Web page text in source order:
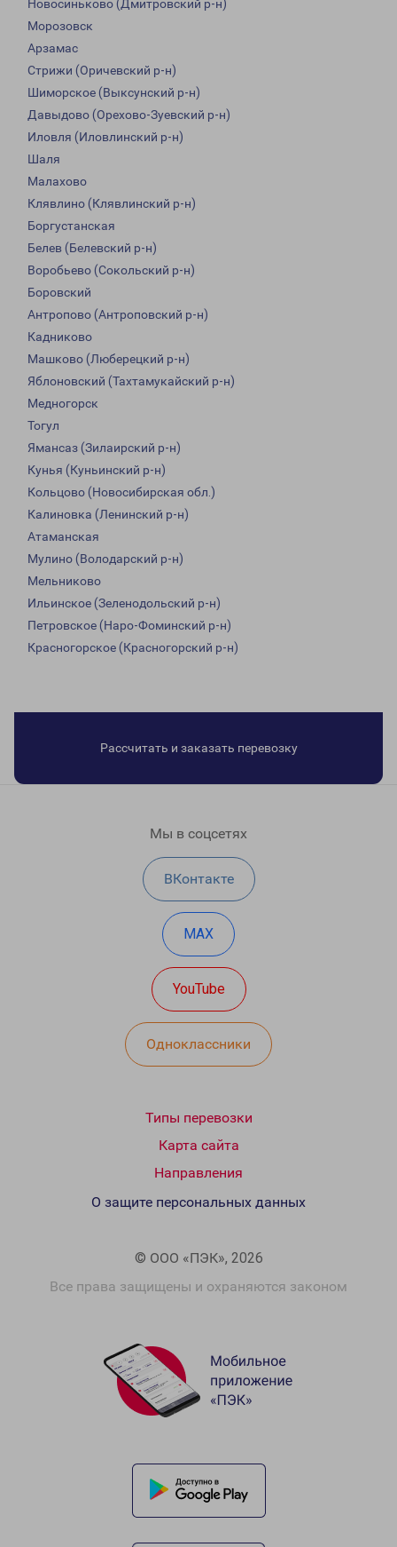
Новосиньково (Дмитровский р-н)
Морозовск
Арзамас
Стрижи (Оричевский р-н)
Шиморское (Выксунский р-н)
Давыдово (Орехово-Зуевский р-н)
Иловля (Иловлинский р-н)
Шаля
Малахово
Клявлино (Клявлинский р-н)
Боргустанская
Белев (Белевский р-н)
Воробьево (Сокольский р-н)
Боровский
Антропово (Антроповский р-н)
Кадниково
Машково (Люберецкий р-н)
Яблоновский (Тахтамукайский р-н)
Медногорск
Тогул
Ямансаз (Зилаирский р-н)
Кунья (Куньинский р-н)
Кольцово (Новосибирская обл.)
Калиновка (Ленинский р-н)
Атаманская
Мулино (Володарский р-н)
Мельниково
Ильинское (Зеленодольский р-н)
Петровское (Наро-Фоминский р-н)
Красногорское (Красногорский р-н)
Рассчитать и заказать перевозку
Мы в соцсетях
ВКонтакте
MAX
YouTube
Одноклассники
Типы перевозки
Карта сайта
Направления
© ООО «ПЭК», 2026
Все права защищены и охраняются законом
О защите персональных данных